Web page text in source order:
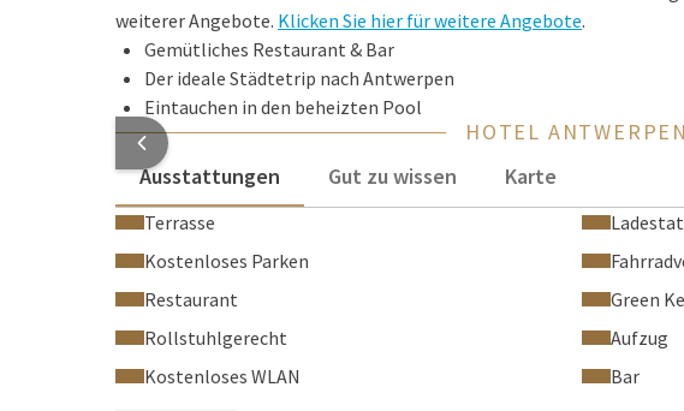
weiterer Angebote. Klicken Sie hier für weitere Angebote.
Gemütliches Restaurant & Bar
Der ideale Städtetrip nach Antwerpen
Eintauchen in den beheizten Pool
HOTEL ANTWERPEN
Ausstattungen
Gut zu wissen Karte
Terrasse
Kostenloses Parken
Restaurant
Green
Rollstuhlgerecht
Aufzug
Kostenloses WLAN
Bar